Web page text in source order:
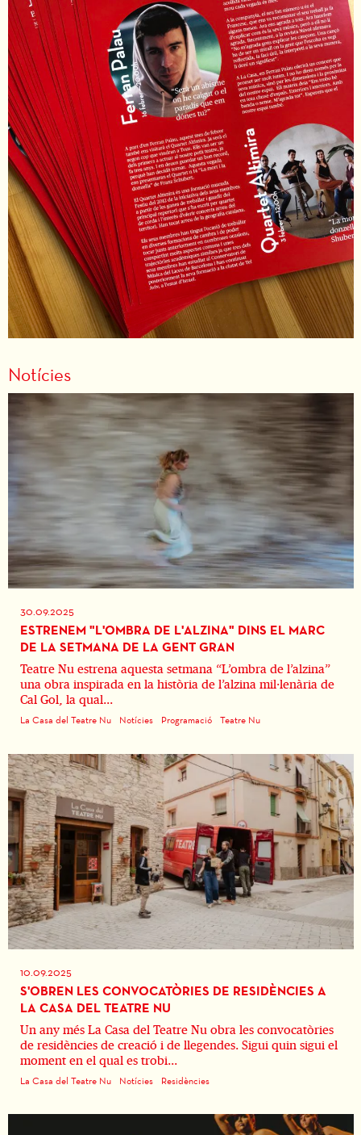
Notícies
30.09.2025
ESTRENEM "L'OMBRA DE L'ALZINA" DINS EL MARC
DE LA SETMANA DE LA GENT GRAN
Teatre Nu estrena aquesta setmana “L’ombra de l’alzina”
una obra inspirada en la història de l’alzina mil·lenària de
Cal Gol, la qual...
La Casa del Teatre Nu Notícies Programació Teatre Nu
10.09.2025
S'OBREN LES CONVOCATÒRIES DE RESIDÈNCIES A
LA CASA DEL TEATRE NU
Un any més La Casa del Teatre Nu obra les convocatòries
de residències de creació i de llegendes. Sigui quin sigui el
moment en el qual es trobi...
La Casa del Teatre Nu Notícies Residències